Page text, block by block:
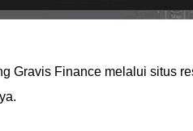
Gravis Finance melalui situs